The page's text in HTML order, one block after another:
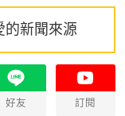
的新聞來源
好友 訂閱